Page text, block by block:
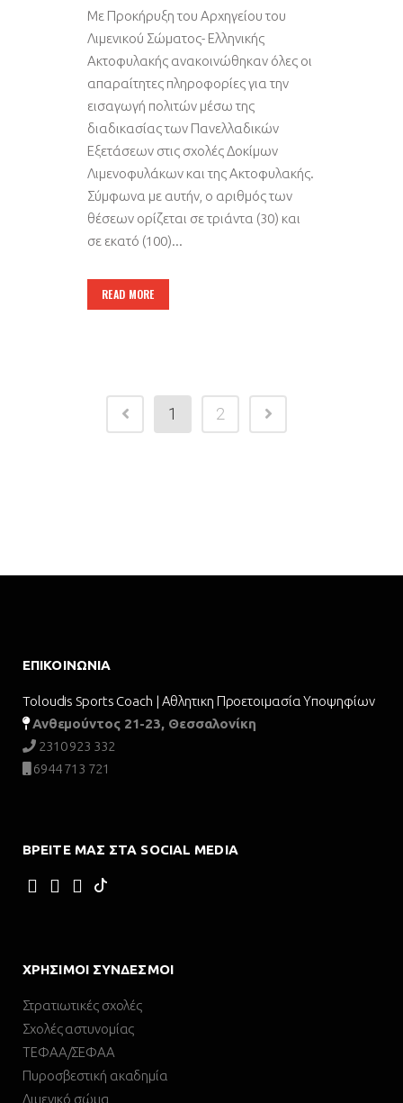
Με Προκήρυξη του Αρχηγείου του
Λιμενικού Σώματος- Ελληνικής
Ακτοφυλακής ανακοινώθηκαν όλες οι
απαραίτητες πληροφορίες για την
εισαγωγή πολιτών μέσω της
διαδικασίας των Πανελλαδικών
Εξετάσεων στις σχολές Δοκίμων
Λιμενοφυλάκων και της Ακτοφυλακής.
Σύμφωνα με αυτήν, ο αριθμός των
θέσεων ορίζεται σε τριάντα (30) και
σε εκατό (100)...
READ MORE
1 2
ΕΠΙΚΟΙΝΩΝΊΑ
Toloudis Sports Coach | Αθλητικη Προετοιμασία Υποψηφίων
Ανθεμούντος 21-23, Θεσσαλονίκη
2310 923 332
6944 713 721
ΒΡΕΊΤΕ ΜΑΣ ΣΤΑ SOCIAL MEDIA
ΧΡΉΣΙΜΟΙ ΣΎΝΔΕΣΜΟΙ
Στρατιωτικές σχολές
Σχολές αστυνομίας
ΤΕΦΑΑ/ΣΕΦΑΑ
Πυροσβεστική ακαδημία
Λιμενικό σώμα